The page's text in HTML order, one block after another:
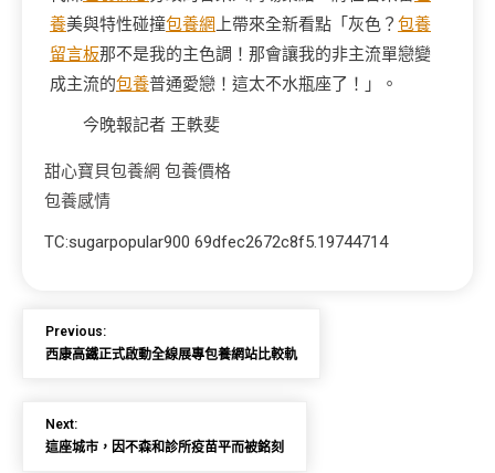
養美與特性碰撞包養網 上帶來全新看點「灰色？ 包養
留言板那不是我的主色調！那會讓我的非主流單戀變
成主流的包養普通愛戀！這太不水瓶座了！」。
今晚報記者 王軼斐
甜心寶貝包養網 包養價格
包養感情
TC:sugarpopular900 69dfec2672c8f5.19744714
Previous:
西康高鐵正式啟動全線展專包養網站比較軌
Next:
這座城市，因不森和診所疫苗平而被銘刻